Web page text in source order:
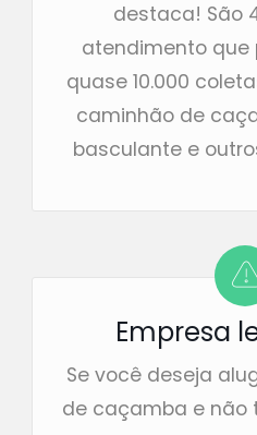
destaca! São
atendimento que
quase 10.000
caminhão de
basculante e
Empresa
Se você deseja
de caçamba e não